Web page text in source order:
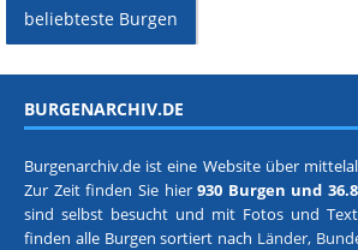
beliebteste Burgen
BURGENARCHIV.DE
Burgenarchiv.de ist eine Website über
Zur Zeit finden Sie hier930 Burgen und
sind selbst besucht und mit Fotos und
finden alle Burgen sortiert nach Länder,